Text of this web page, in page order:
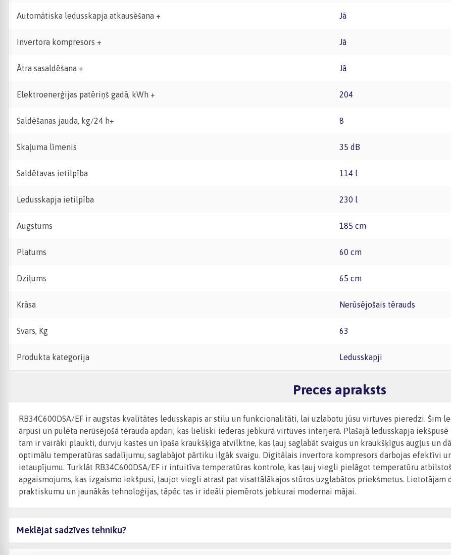
Automātiska ledusskapja atkausēšana + Jā
Invertora kompresors + Jā
Ātra sasaldēšana + Jā
Elektroenerģijas patēriņš gadā, kWh + 204
Saldēšanas jauda, kg/24 h+ 8
Skaļuma līmenis 35 dB
Saldētavas ietilpība 114 l
Ledusskapja ietilpība 230 l
Augstums 185 cm
Platums 60 cm
Dziļums 65 cm
Krāsa Nerūsējošais tērauds
Svars, Kg 63
Produkta kategorija Ledusskapji
Preces apraksts
RB34C600DSA/EF ir augstas kvalitātes ledusskapis ar stilu un funkcionalitāti, lai uzlabotu jūsu virtuves pieredzi. Šim
ārpusi un pulēta nerūsējošā tērauda apdari, kas lieliski iederas jebkurā virtuves interjerā. Plašajā ledusskapja
tam ir vairāki plaukti, durvju kastes un īpaša kraukšķīga atvilktne, kas ļauj saglabāt svaigus un kraukšķīgus augļus un
optimālu temperatūras sadalījumu, saglabājot pārtiku ilgāk svaigu. Digitālais invertora kompresors darbojas efektīvi
ietaupījumu. Turklāt RB34C600DSA/EF ir intuitīva temperatūras kontrole, kas ļauj viegli pielāgot temperatūru
apgaismojums, kas izgaismo iekšpusi, ļaujot viegli atrast pat visattālākajos stūros uzglabātos priekšmetus.
praktiskumu un jaunākās tehnoloģijas, tāpēc tas ir ideāli piemērots jebkurai modernai mājai.
Meklējat sadzīves tehniku?